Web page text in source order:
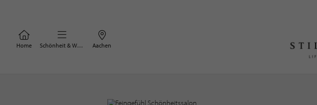
Home Schönheit & Wohlbefinden Aachen